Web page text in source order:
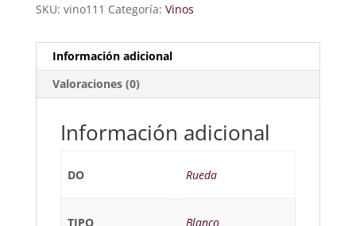
SKU: vino111 Categoría: Vinos
Información adicional
Valoraciones (0)
Información adicional
DO Rueda
TIPO Blanco